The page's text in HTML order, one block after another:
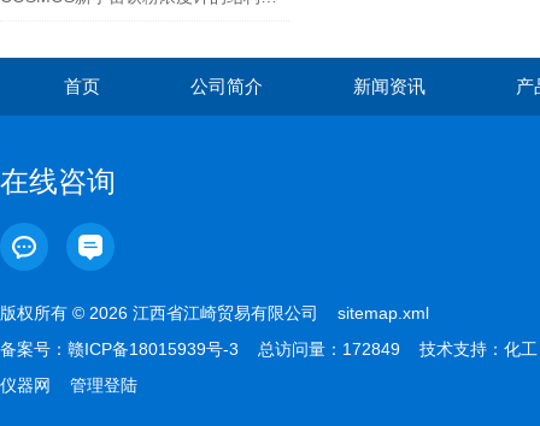
首页 公司简介 新闻资讯 产
在线咨询
版权所有 © 2026 江西省江崎贸易有限公司 sitemap.xml
备案号： 赣ICP备18015939号-3 总访问量：172849 技术支持： 化工
仪器网
管理登陆